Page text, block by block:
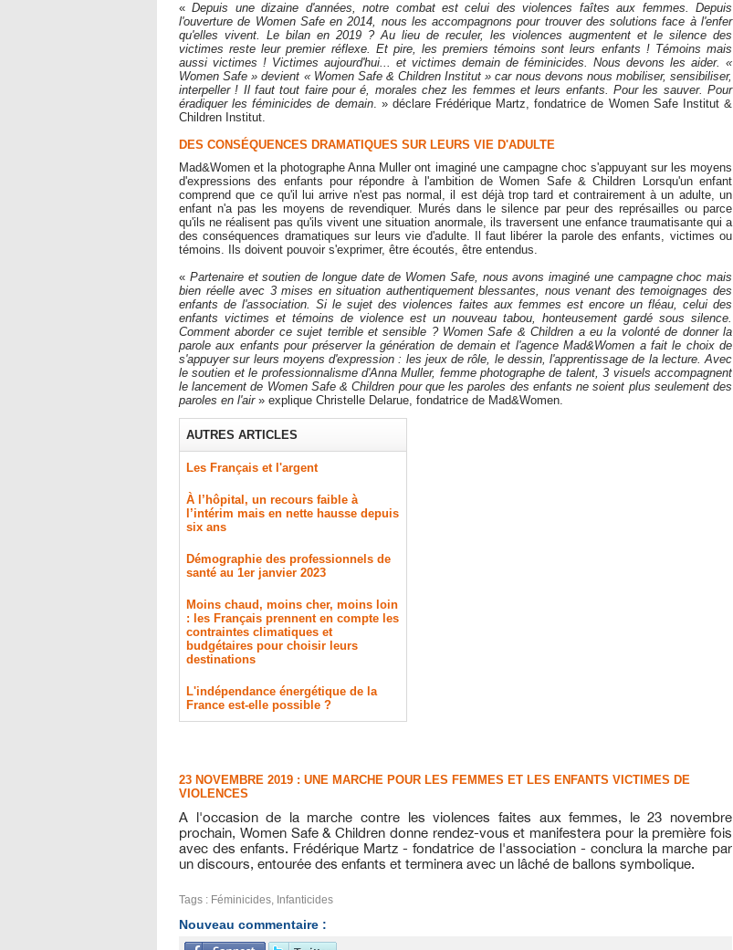
« Depuis une dizaine d'années, notre combat est celui des violences faîtes aux femmes. Depuis
l'ouverture de Women Safe en 2014, nous les accompagnons pour trouver des solutions face à l'enfer
qu'elles vivent. Le bilan en 2019 ? Au lieu de reculer, les violences augmentent et le silence des
victimes reste leur premier réflexe. Et pire, les premiers témoins sont leurs enfants ! Témoins mais
aussi victimes ! Victimes aujourd'hui... et victimes demain de féminicides. Nous devons les aider. «
Women Safe » devient « Women Safe & Children Institut » car nous devons nous mobiliser, sensibiliser,
interpeller ! Il faut tout faire pour é, morales chez les femmes et leurs enfants. Pour les sauver. Pour
éradiquer les féminicides de demain. » déclare Frédérique Martz, fondatrice de Women Safe Institut &
Children Institut.
DES CONSÉQUENCES DRAMATIQUES SUR LEURS VIE D'ADULTE
Mad&Women et la photographe Anna Muller ont imaginé une campagne choc s'appuyant sur les moyens
d'expressions des enfants pour répondre à l'ambition de Women Safe & Children Lorsqu'un enfant
comprend que ce qu'il lui arrive n'est pas normal, il est déjà trop tard et contrairement à un adulte, un
enfant n'a pas les moyens de revendiquer. Murés dans le silence par peur des représailles ou parce
qu'ils ne réalisent pas qu'ils vivent une situation anormale, ils traversent une enfance traumatisante qui a
des conséquences dramatiques sur leurs vie d'adulte. Il faut libérer la parole des enfants, victimes ou
témoins. Ils doivent pouvoir s'exprimer, être écoutés, être entendus.
« Partenaire et soutien de longue date de Women Safe, nous avons imaginé une campagne choc mais
bien réelle avec 3 mises en situation authentiquement blessantes, nous venant des temoignages des
enfants de l'association. Si le sujet des violences faites aux femmes est encore un fléau, celui des
enfants victimes et témoins de violence est un nouveau tabou, honteusement gardé sous silence.
Comment aborder ce sujet terrible et sensible ? Women Safe & Children a eu la volonté de donner la
parole aux enfants pour préserver la génération de demain et l'agence Mad&Women a fait le choix de
s'appuyer sur leurs moyens d'expression : les jeux de rôle, le dessin, l'apprentissage de la lecture. Avec
le soutien et le professionnalisme d'Anna Muller, femme photographe de talent, 3 visuels accompagnent
le lancement de Women Safe & Children pour que les paroles des enfants ne soient plus seulement des
paroles en l'air» explique Christelle Delarue, fondatrice de Mad&Women.
AUTRES ARTICLES
Les Français et l'argent
À l’hôpital, un recours faible à
l’intérim mais en nette hausse depuis
six ans
Démographie des professionnels de
santé au 1er janvier 2023
Moins chaud, moins cher, moins loin
: les Français prennent en compte les
contraintes climatiques et
budgétaires pour choisir leurs
destinations
L'indépendance énergétique de la
France est-elle possible ?
23 NOVEMBRE 2019 : UNE MARCHE POUR LES FEMMES ET LES ENFANTS VICTIMES DE
VIOLENCES
A l'occasion de la marche contre les violences faites aux femmes, le 23 novembre
prochain, Women Safe & Children donne rendez-vous et manifestera pour la première fois
avec des enfants. Frédérique Martz - fondatrice de l'association - conclura la marche par
un discours, entourée des enfants et terminera avec un lâché de ballons symbolique.
Tags : Féminicides, Infanticides
Nouveau commentaire :